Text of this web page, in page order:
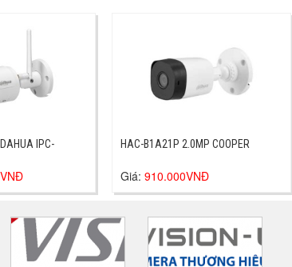
IPC-
HAC-B1A21P 2.0MP COOPER
Giá: 910.000VNĐ